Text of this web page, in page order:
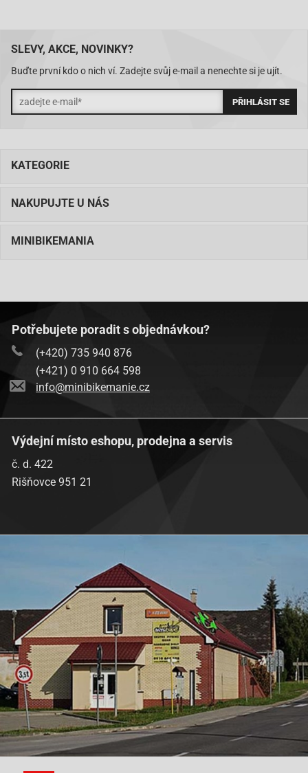
SLEVY, AKCE, NOVINKY?
Buďte první kdo o nich ví. Zadejte svůj e-mail a nenechte si je ujít.
KATEGORIE
NAKUPUJTE U NÁS
MINIBIKEMANIA
Potřebujete poradit s objednávkou?
(+420) 735 940 876
(+421) 0 910 664 598
info@minibikemanie.cz
Výdejní místo eshopu, prodejna a servis
č. d. 422
Rišňovce 951 21